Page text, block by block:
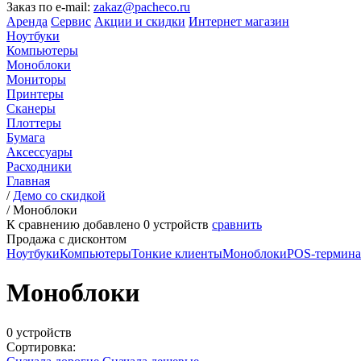
Заказ по e-mail: zakaz@pacheco.ru
Аренда Сервис Акции и скидки Интернет магазин
Ноутбуки
Компьютеры
Моноблоки
Мониторы
Принтеры
Сканеры
Плоттеры
Бумага
Аксессуары
Расходники
Главная
/ Демо со скидкой
/Моноблоки
К сравнению добавлено 0 устройств сравнить
Продажа с дисконтом
НоутбукиКомпьютерыТонкие клиентыМоноблокиPOS-
Моноблоки
0 устройств
Сортировка: